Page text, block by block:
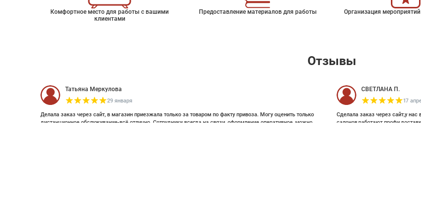
Комфортное место для работы с вашими
клиентами
Предоставление материалов для работы Организация
Отзывы
Татьяна Меркулова
29 января
Делала заказ через сайт, в магазин приезжала только за товаром по факту привоза. Могу оценить только
дистанционное обслуживание-всё отлично. Сотрудники всегда на связи, оформление оперативное, можно
СВЕТЛАНА П.
17
Сделала заказ через сайт,у
салонов,работают